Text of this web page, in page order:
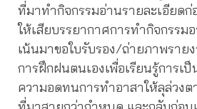
ที่มาทำกิจกรรมอ่านรายละเอียดก่
ให้เสียบรรยากาศการทำกิจกรรม
เน้นมาขอใบรับรอง/ถ่ายภาพราย
การฝึกฝนตนเองเพื่อเรียนรู้การเ
ความอดทนการทำอาสาให้ลุล่วง